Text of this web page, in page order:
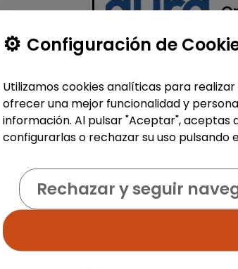
%
Configuración de
Utilizamos cookies analíticas para
ofrecer una mejor funcionalidad y
información. Al pulsar "Aceptar", aceptas
configurarlas o rechazar su uso pulsando
Rechazar y seguir